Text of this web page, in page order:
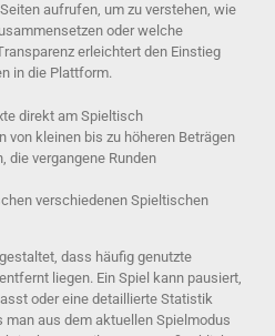
aufrufen, um zu verstehen, wie
oder welche
erleichtert den Einstieg
in die Plattform.
direkt am Spieltisch
von kleinen bis zu höheren Beträgen
die vergangene Runden
verschiedenen Spieltischen
dass häufig genutzte
liegen. Ein Spiel kann pausiert,
oder eine detaillierte Statistik
aus dem aktuellen Spielmodus